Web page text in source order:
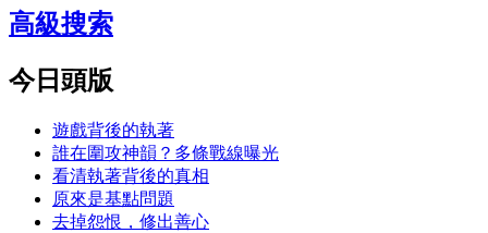
高級搜索
今日頭版
遊戲背後的執著
誰在圍攻神韻？多條戰線曝光
看清執著背後的真相
原來是基點問題
去掉怨恨，修出善心